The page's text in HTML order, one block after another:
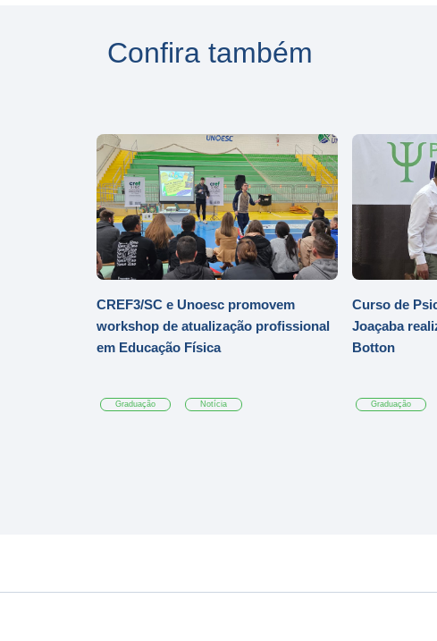
Confira também
CREF3/SC e Unoesc promovem
workshop de atualização profissional
em Educação Física
Graduação Notícia
Curso de
Joaçaba
Botton
Graduação